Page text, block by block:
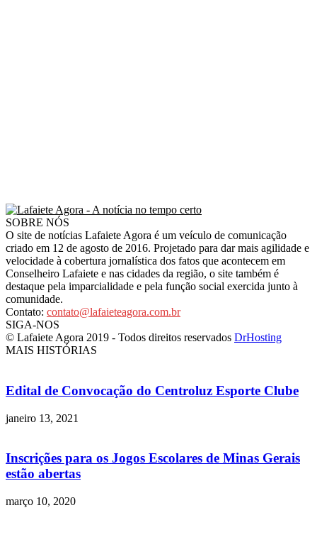
SOBRE NÓS
O site de notícias Lafaiete Agora é um veículo de comunicação
criado em 12 de agosto de 2016. Projetado para dar mais agilidade e
velocidade à cobertura jornalística dos fatos que acontecem em
Conselheiro Lafaiete e nas cidades da região, o site também é
destaque pela imparcialidade e pela função social exercida junto à
comunidade.
Contato: contato@lafaieteagora.com.br
SIGA-NOS
© Lafaiete Agora 2019 - Todos direitos reservados DrHosting
MAIS HISTÓRIAS
Edital de Convocação do Centroluz Esporte Clube
janeiro 13, 2021
Inscrições para os Jogos Escolares de Minas Gerais
estão abertas
março 10, 2020